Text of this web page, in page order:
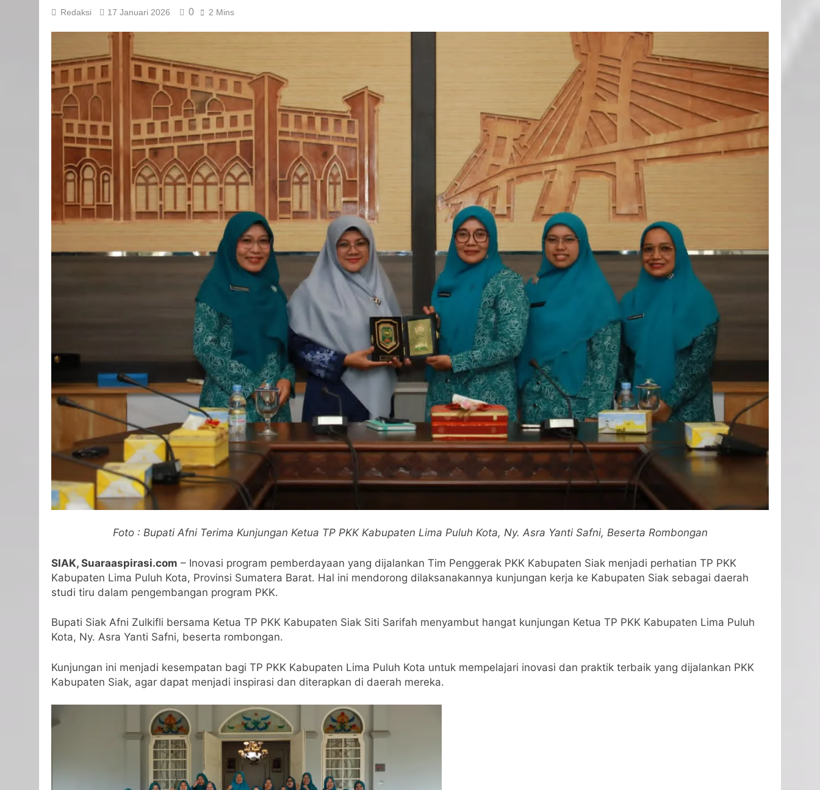
Redaksi 17 Januari 2026 0 2 Mins
Foto : Bupati Afni Terima Kunjungan Ketua TP PKK Kabupaten Lima Puluh Kota, Ny. Asra Yanti Safni, Beserta Rombongan
SIAK, Suaraaspirasi.com – Inovasi program pemberdayaan yang dijalankan Tim Penggerak PKK Kabupaten Siak menjadi perhatian TP PKK
Kabupaten Lima Puluh Kota, Provinsi Sumatera Barat. Hal ini mendorong dilaksanakannya kunjungan kerja ke Kabupaten Siak sebagai daerah
studi tiru dalam pengembangan program PKK.
Bupati Siak Afni Zulkifli bersama Ketua TP PKK Kabupaten Siak Siti Sarifah menyambut hangat kunjungan Ketua TP PKK Kabupaten Lima Puluh
Kota, Ny. Asra Yanti Safni, beserta rombongan.
Kunjungan ini menjadi kesempatan bagi TP PKK Kabupaten Lima Puluh Kota untuk mempelajari inovasi dan praktik terbaik yang dijalankan PKK
Kabupaten Siak, agar dapat menjadi inspirasi dan diterapkan di daerah mereka.